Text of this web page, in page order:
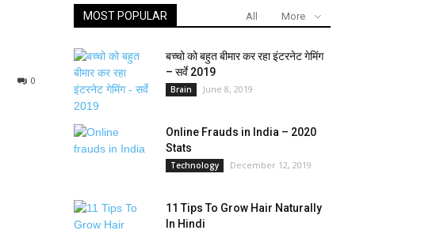
0
MOST POPULAR All More
बच्चो को बहुत बीमार कर रहा इंटरनेट गेमिंग
– सर्वे 2019
Brain June 8, 2019
Online Frauds in India – 2020
Stats
Technology December 12, 2019
11 Tips To Grow Hair Naturally
In Hindi